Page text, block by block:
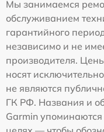
Мы занимаемся
обслуживанием
гарантийного
независимо и не
производителя.
носят
не являются
ГК РФ. Названия и
Garmin